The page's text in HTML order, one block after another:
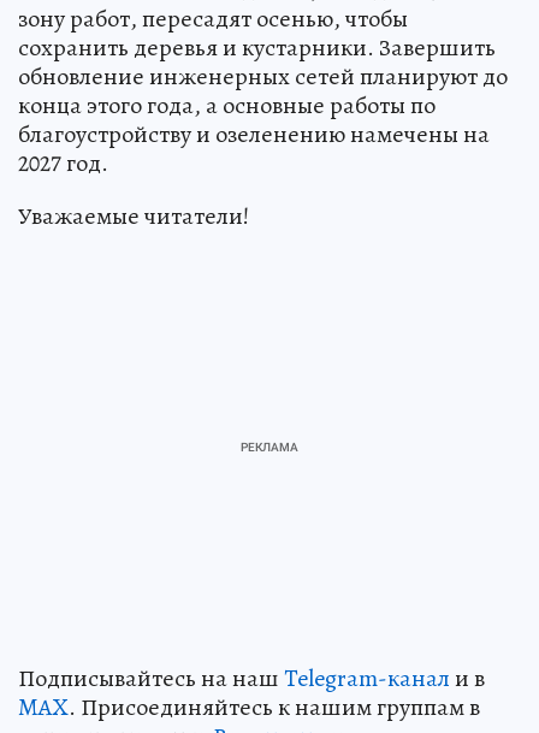
зону работ, пересадят осенью, чтобы
сохранить деревья и кустарники. Завершить
обновление инженерных сетей планируют до
конца этого года, а основные работы по
благоустройству и озеленению намечены на
2027 год.
Уважаемые читатели!
Подписывайтесь на нашTelegram-канали в
MAX. Присоединяйтесь к нашим группам в